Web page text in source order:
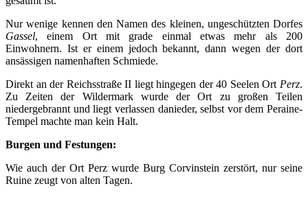
Nur wenige kennen den Namen des kleinen, ungeschützten Dorfes
Gassel, einem Ort mit grade einmal etwas mehr als 200
Einwohnern. Ist er einem jedoch bekannt, dann wegen der dort
ansässigen namenhaften Schmiede.
Direkt an der Reichsstraße II liegt hingegen der 40 Seelen Ort Perz.
Zu Zeiten der Wildermark wurde der Ort zu großen Teilen
niedergebrannt und liegt verlassen danieder, selbst vor dem Peraine-
Tempel machte man kein Halt.
Burgen und Festungen:
Wie auch der Ort Perz wurde Burg Corvinstein zerstört, nur seine
Ruine zeugt von alten Tagen.